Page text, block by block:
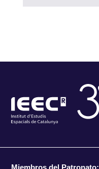
Miembros del Patronato: